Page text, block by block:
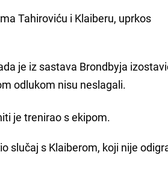
Tahiroviću i Klaiberu, uprkos
je iz sastava Brondbyja
odlukom nisu neslagali.
je trenirao s ekipom.
slučaj s Klaiberom, koji nije